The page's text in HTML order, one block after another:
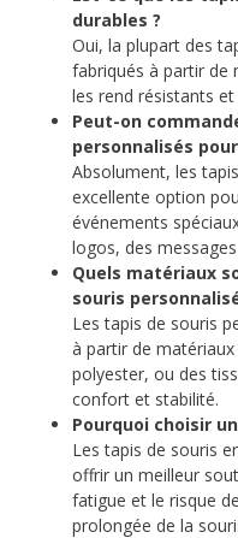
durables ?
Oui, la plupart des
fabriqués à partir de
les rend résistants
Peut-on
personnalisés
Absolument, les
excellente option
événements
logos, des
Quels matériaux
souris
Les tapis de souris
à partir de
polyester, ou des
confort et stabilité.
Pourquoi choisir
Les tapis de souris
offrir un meilleur
fatigue et le risque
prolongée de la